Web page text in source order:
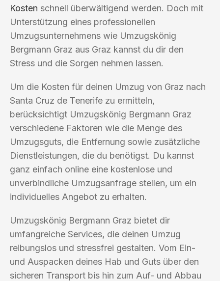
Kosten schnell überwältigend werden. Doch mit
Unterstützung eines professionellen
Umzugsunternehmens wie Umzugskönig
Bergmann Graz aus Graz kannst du dir den
Stress und die Sorgen nehmen lassen.
Um die Kosten für deinen Umzug von Graz nach
Santa Cruz de Tenerife zu ermitteln,
berücksichtigt Umzugskönig Bergmann Graz
verschiedene Faktoren wie die Menge des
Umzugsguts, die Entfernung sowie zusätzliche
Dienstleistungen, die du benötigst. Du kannst
ganz einfach online eine kostenlose und
unverbindliche Umzugsanfrage stellen, um ein
individuelles Angebot zu erhalten.
Umzugskönig Bergmann Graz bietet dir
umfangreiche Services, die deinen Umzug
reibungslos und stressfrei gestalten. Vom Ein-
und Auspacken deines Hab und Guts über den
sicheren Transport bis hin zum Auf- und Abbau